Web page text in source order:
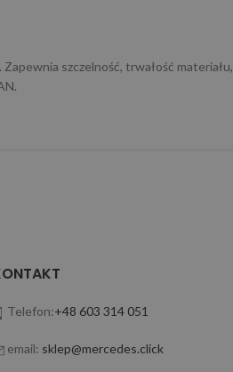
. Zapewnia szczelność, trwałość materiału,
Telefon:+48 603 314 051
email: sklep@mercedes.click